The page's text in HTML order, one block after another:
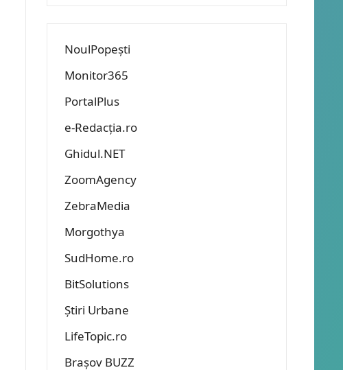
NoulPopești
Monitor365
PortalPlus
e-Redacția.ro
Ghidul.NET
ZoomAgency
ZebraMedia
Morgothya
SudHome.ro
BitSolutions
Știri Urbane
LifeTopic.ro
Brașov BUZZ